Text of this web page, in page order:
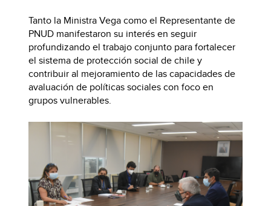
Tanto la Ministra Vega como el Representante de
PNUD manifestaron su interés en seguir
profundizando el trabajo conjunto para fortalecer
el sistema de protección social de chile y
contribuir al mejoramiento de las capacidades de
avaluación de políticas sociales con foco en
grupos vulnerables.